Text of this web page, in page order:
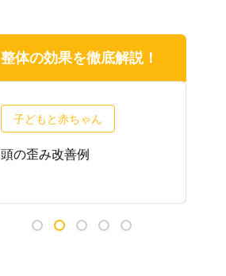
整体の効果を徹底解説！
子どもと赤ちゃん
頭の歪み改善例